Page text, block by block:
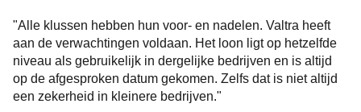
"Alle klussen hebben hun voor- en nadelen. Valtra heeft
aan de verwachtingen voldaan. Het loon ligt op hetzelfde
niveau als gebruikelijk in dergelijke bedrijven en is altijd
op de afgesproken datum gekomen. Zelfs dat is niet altijd
een zekerheid in kleinere bedrijven."